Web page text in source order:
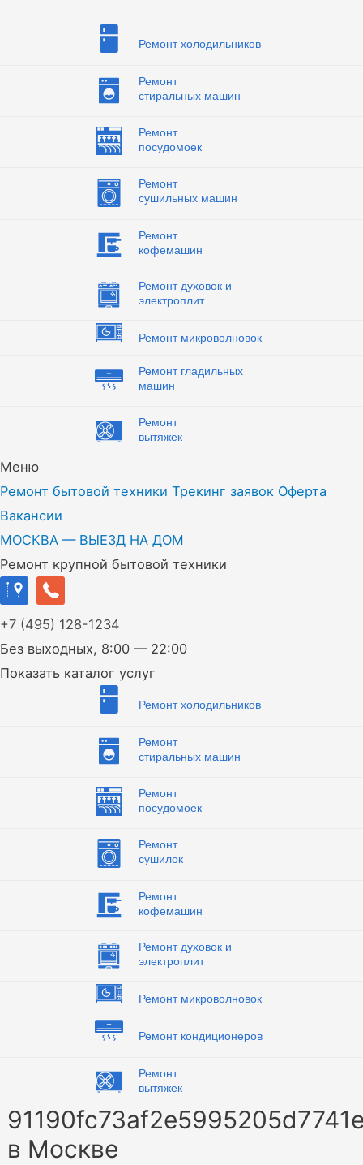
Ремонт холодильников
Ремонт
стиральных машин
Ремонт
посудомоек
Ремонт
сушильных машин
Ремонт
кофемашин
Ремонт духовок и
электроплит
Ремонт микроволновок
Ремонт гладильных
машин
Ремонт
вытяжек
Меню
Ремонт бытовой техники Трекинг заявок Оферта
Вакансии
МОСКВА — ВЫЕЗД НА ДОМ
Ремонт крупной бытовой техники
+7 (495) 128-1234
Без выходных, 8:00 — 22:00
Показать каталог услуг
Ремонт холодильников
Ремонт
стиральных машин
Ремонт
посудомоек
Ремонт
сушилок
Ремонт
кофемашин
Ремонт духовок и
электроплит
Ремонт микроволновок
Ремонт кондиционеров
Ремонт
вытяжек
в Москве